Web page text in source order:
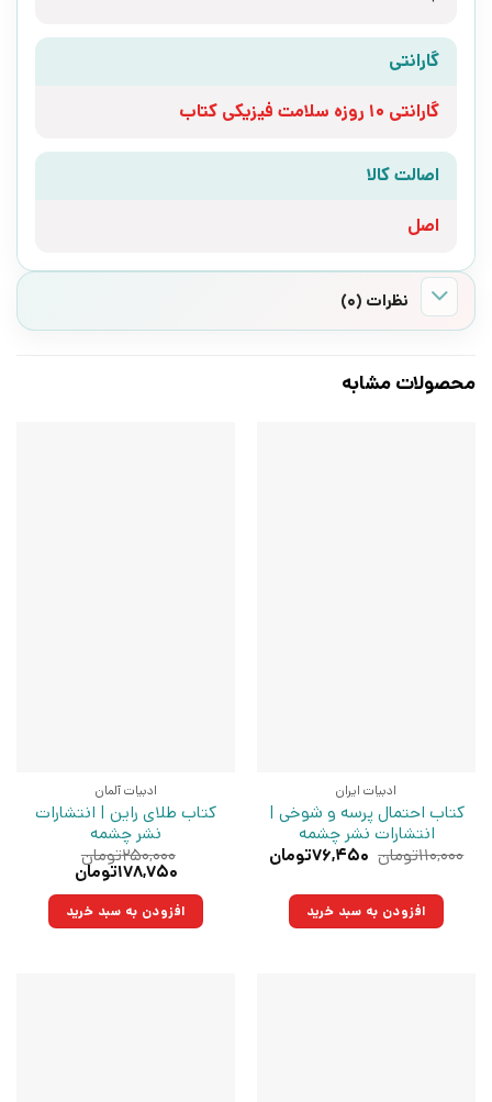
گارانتی
گارانتی 10 روزه سلامت فیزیکی کتاب
اصالت کالا
اصل
نظرات (0)
محصولات مشابه
ادبیات ایران
کتاب احتمال پرسه و شوخی |
انتشارات نشر چشمه
۱۱۰,۰۰۰تومان قیمت
بود.
۷۶,۴۵۰تومان
افزودن به سبد خرید
ادبیات آلمان
کتاب طلای راین | انتشارات
نشر چشمه
۲۵۰,۰۰۰تومان
قیمت
۲۵۰,۰۰۰تومان
بود.
۱۷۸,۷۵۰تومان
۱۷۸,۷۵۰تومان.افزودن به سبد خرید